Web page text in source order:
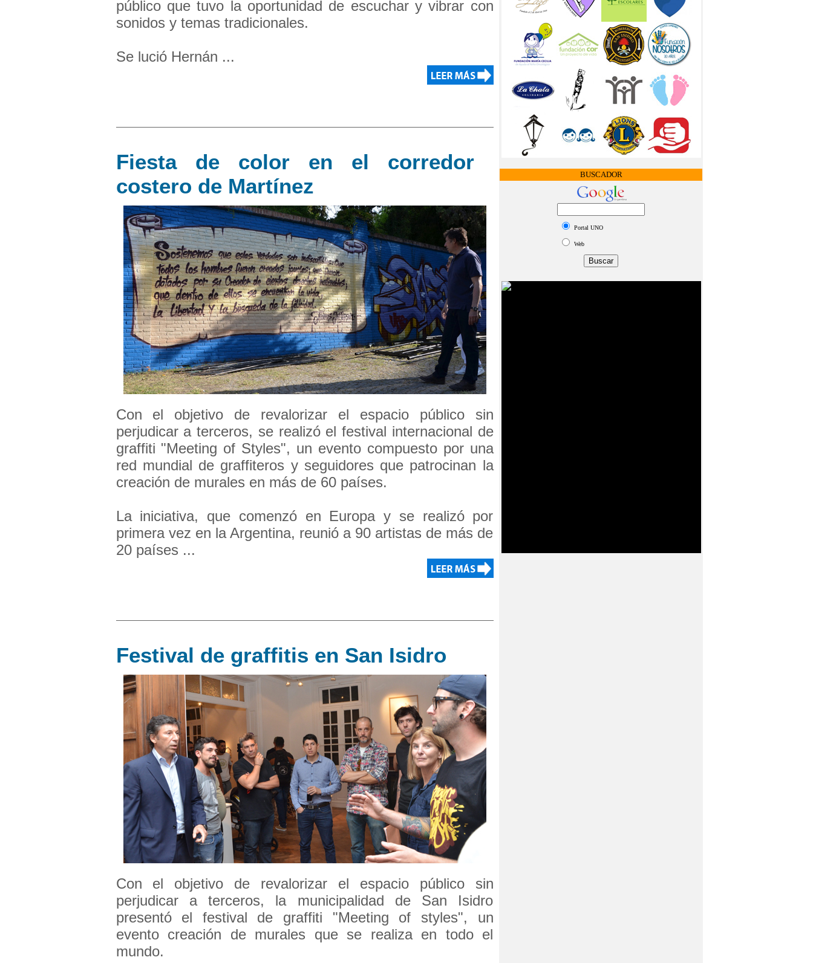
público que tuvo la oportunidad de escuchar y vibrar con
sonidos y temas tradicionales.
Se lució Hernán ...
Fiesta de color en el corredor
costero de Martínez
Con el objetivo de revalorizar el espacio público sin
perjudicar a terceros, se realizó el festival internacional de
graffiti "Meeting of Styles", un evento compuesto por una
red mundial de graffiteros y seguidores que patrocinan la
creación de murales en más de 60 países.
La iniciativa, que comenzó en Europa y se realizó por
primera vez en la Argentina, reunió a 90 artistas de más de
20 países ...
Festival de graffitis en San Isidro
Con el objetivo de revalorizar el espacio público sin
perjudicar a terceros, la municipalidad de San Isidro
presentó el festival de graffiti "Meeting of styles", un
evento creación de murales que se realiza en todo el
mundo.
BUSCADOR
Portal UNO
Web